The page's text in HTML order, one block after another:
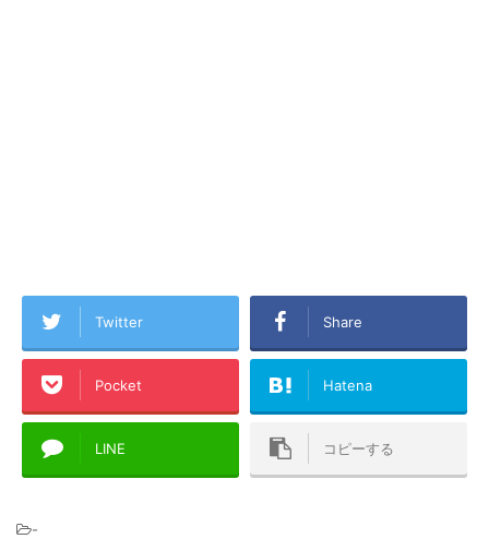
Twitter Share
Pocket Hatena
LINE コピーする
-